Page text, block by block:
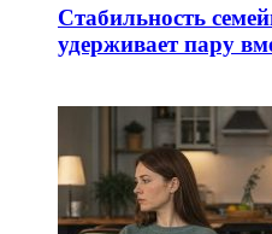
Стабильность
удерживает пару